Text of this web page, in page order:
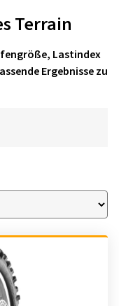
Terrain
Lastindex
Ergebnisse zu